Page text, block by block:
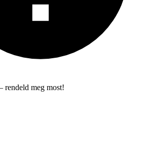
rendeld meg most!